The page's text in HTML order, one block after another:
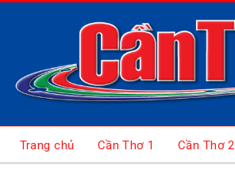
Trang chủ Cần Thơ 1 Cần Thơ 2